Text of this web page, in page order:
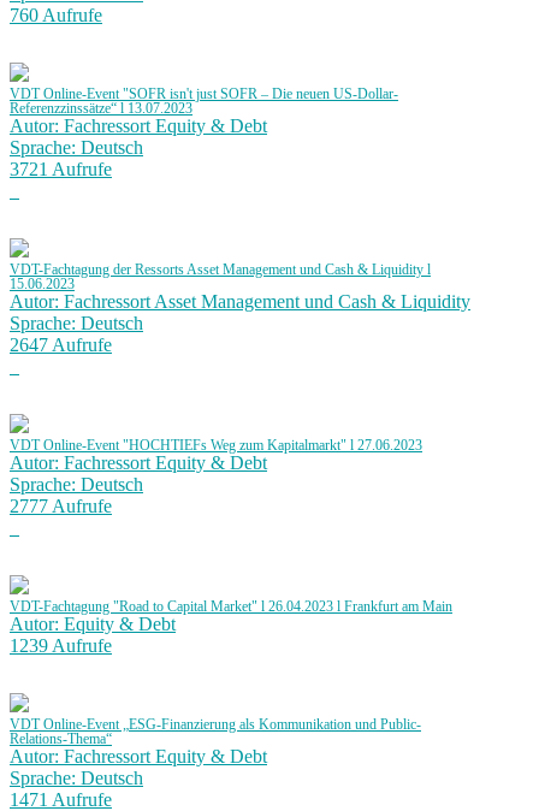
760 Aufrufe
VDT Online-Event "SOFR isn't just SOFR – Die neuen US-Dollar-
Referenzzinssätze“ l 13.07.2023
Autor: Fachressort Equity & Debt
Sprache: Deutsch
3721 Aufrufe
VDT-Fachtagung der Ressorts Asset Management und Cash & Liquidity l
15.06.2023
Autor: Fachressort Asset Management und Cash & Liquidity
Sprache: Deutsch
2647 Aufrufe
VDT Online-Event "HOCHTIEFs Weg zum Kapitalmarkt" l 27.06.2023
Autor: Fachressort Equity & Debt
Sprache: Deutsch
2777 Aufrufe
VDT-Fachtagung "Road to Capital Market" l 26.04.2023 l Frankfurt am Main
Autor: Equity & Debt
1239 Aufrufe
VDT Online-Event „ESG-Finanzierung als Kommunikation und Public-
Relations-Thema“
Autor: Fachressort Equity & Debt
Sprache: Deutsch
1471 Aufrufe